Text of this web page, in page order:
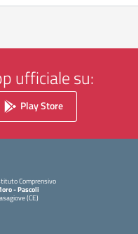
ufficiale su:
Play Store
Comprensivo
- Pascoli
(CE)
— Visita la pagina iniziale della scuola